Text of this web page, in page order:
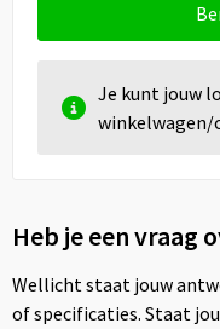
Je kunt jouw
winkelwagen/
Heb je een vraag
Wellicht staat jouw
of specificaties. Staat